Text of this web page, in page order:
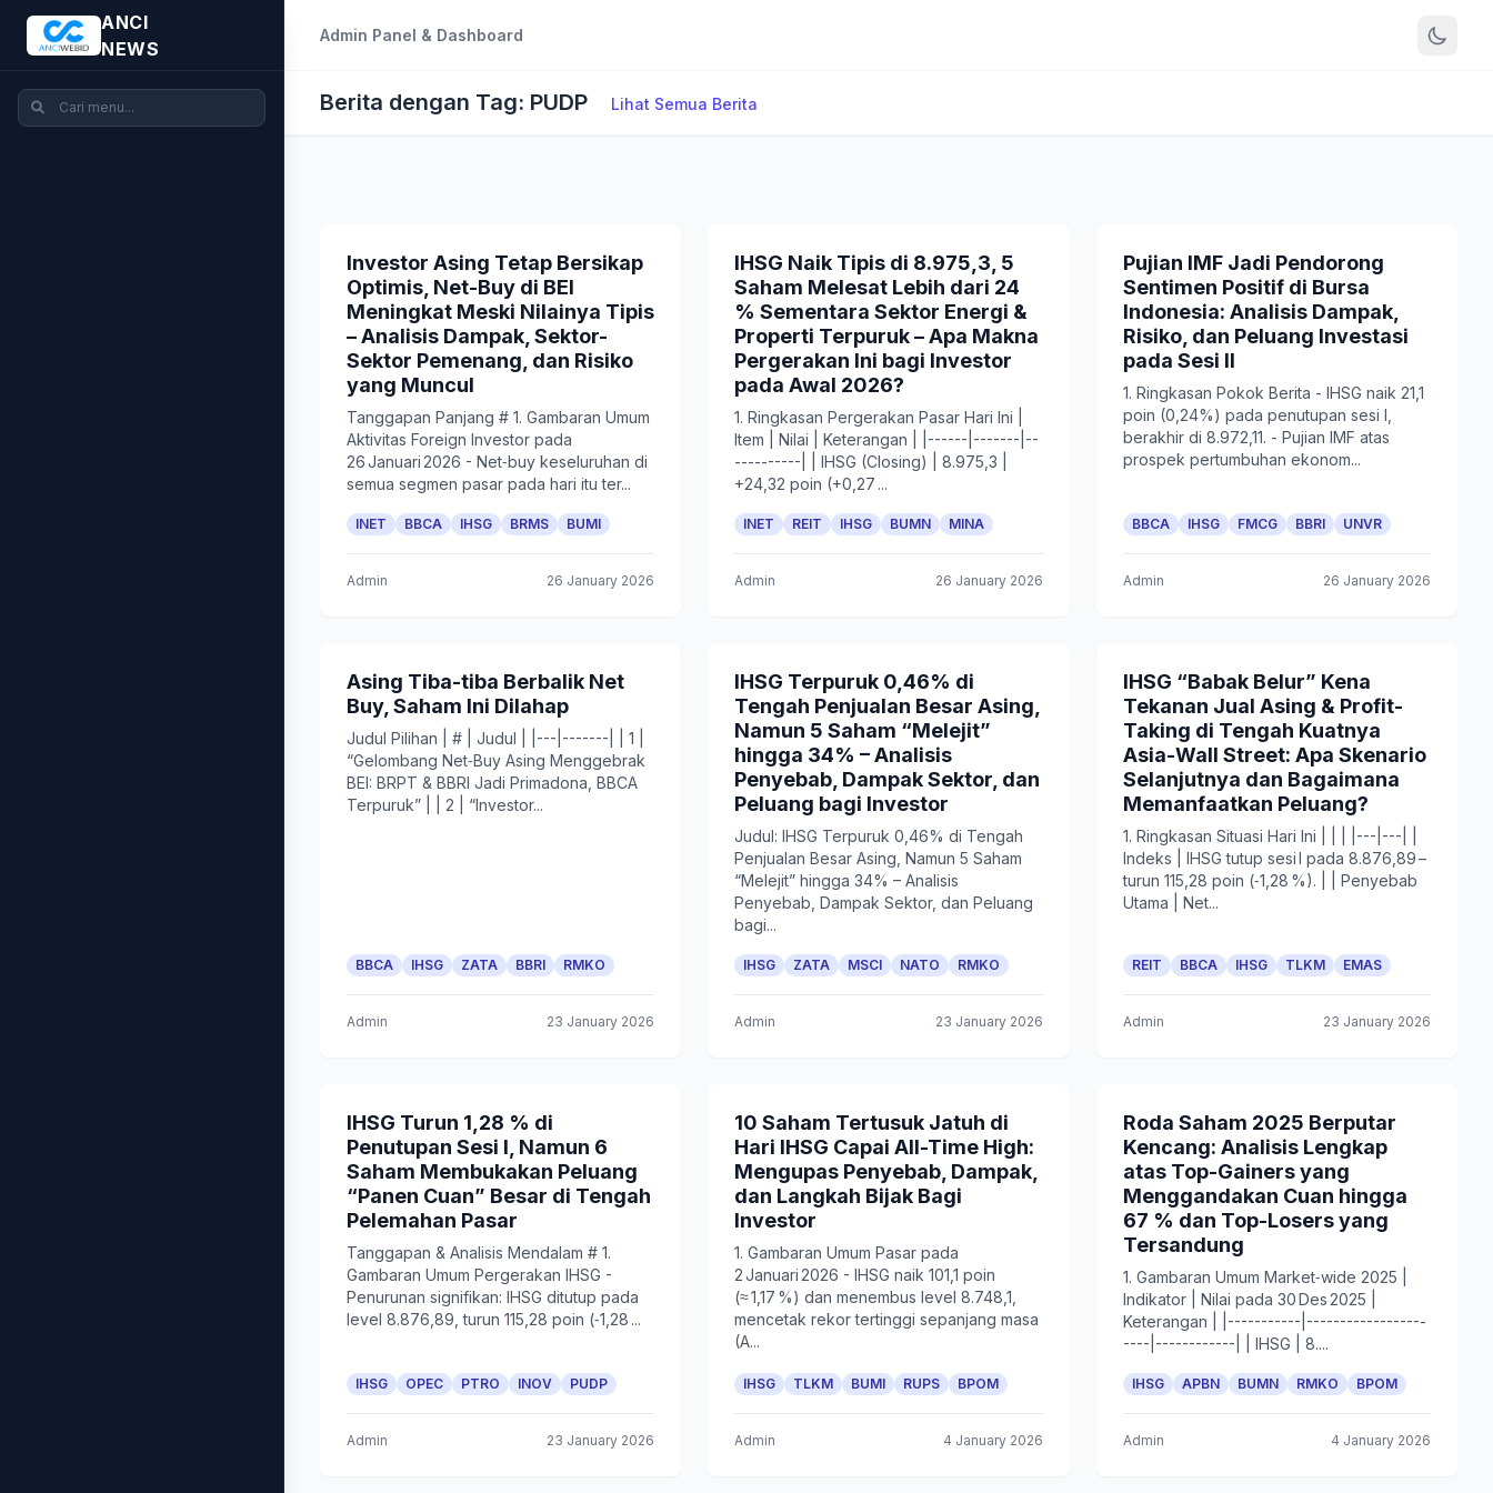
ANCI
NEWS
Admin Panel & Dashboard
Berita dengan Tag: PUDP Lihat Semua Berita
Investor Asing Tetap Bersikap
Optimis, Net-Buy di BEI
Meningkat Meski Nilainya Tipis
– Analisis Dampak, Sektor-
Sektor Pemenang, dan Risiko
yang Muncul
Tanggapan Panjang # 1. Gambaran Umum
Aktivitas Foreign Investor pada
26 Januari 2026 - Net‑buy keseluruhan di
semua segmen pasar pada hari itu ter...
INET BBCA IHSG BRMS BUMI
Admin 26 January 2026
IHSG Naik Tipis di 8.975,3, 5
Saham Melesat Lebih dari 24
% Sementara Sektor Energi &
Properti Terpuruk – Apa Makna
Pergerakan Ini bagi Investor
pada Awal 2026?
1. Ringkasan Pergerakan Pasar Hari Ini |
Item | Nilai | Keterangan | |------|-------|--
----------| | IHSG (Closing) | 8.975,3 |
+24,32 poin (+0,27 ...
INET REIT IHSG BUMN MINA
Admin 26 January 2026
Pujian IMF Jadi Pendorong
Sentimen Positif di Bursa
Indonesia: Analisis Dampak,
Risiko, dan Peluang Investasi
pada Sesi II
1. Ringkasan Pokok Berita - IHSG naik 21,1
poin (0,24%) pada penutupan sesi I,
berakhir di 8.972,11. - Pujian IMF atas
prospek pertumbuhan ekonom...
BBCA IHSG FMCG BBRI UNVR
Admin 26 January 2026
Asing Tiba-tiba Berbalik Net
Buy, Saham Ini Dilahap
Judul Pilihan | # | Judul | |---|-------| | 1 |
“Gelombang Net‑Buy Asing Menggebrak
BEI: BRPT & BBRI Jadi Primadona, BBCA
Terpuruk” | | 2 | “Investor...
BBCA IHSG ZATA BBRI RMKO
Admin 23 January 2026
IHSG Terpuruk 0,46% di
Tengah Penjualan Besar Asing,
Namun 5 Saham “Melejit”
hingga 34% – Analisis
Penyebab, Dampak Sektor, dan
Peluang bagi Investor
Judul: IHSG Terpuruk 0,46% di Tengah
Penjualan Besar Asing, Namun 5 Saham
“Melejit” hingga 34% – Analisis
Penyebab, Dampak Sektor, dan Peluang
bagi...
IHSG ZATA MSCI NATO RMKO
Admin 23 January 2026
IHSG “Babak Belur” Kena
Tekanan Jual Asing & Profit-
Taking di Tengah Kuatnya
Asia-Wall Street: Apa Skenario
Selanjutnya dan Bagaimana
Memanfaatkan Peluang?
1. Ringkasan Situasi Hari Ini | | | |---|---| |
Indeks | IHSG tutup sesi I pada 8.876,89 –
turun 115,28 poin (‑1,28 %). | | Penyebab
Utama | Net...
REIT BBCA IHSG TLKM EMAS
Admin 23 January 2026
IHSG Turun 1,28 % di
Penutupan Sesi I, Namun 6
Saham Membukakan Peluang
“Panen Cuan” Besar di Tengah
Pelemahan Pasar
Tanggapan & Analisis Mendalam # 1.
Gambaran Umum Pergerakan IHSG -
Penurunan signifikan: IHSG ditutup pada
level 8.876,89, turun 115,28 poin (‑1,28 ...
IHSG OPEC PTRO INOV PUDP
Admin 23 January 2026
10 Saham Tertusuk Jatuh di
Hari IHSG Capai All-Time High:
Mengupas Penyebab, Dampak,
dan Langkah Bijak Bagi
Investor
1. Gambaran Umum Pasar pada
2 Januari 2026 - IHSG naik 101,1 poin
(≈ 1,17 %) dan menembus level 8.748,1,
mencetak rekor tertinggi sepanjang masa
(A...
IHSG TLKM BUMI RUPS BPOM
Admin 4 January 2026
Roda Saham 2025 Berputar
Kencang: Analisis Lengkap
atas Top-Gainers yang
Menggandakan Cuan hingga
67 % dan Top-Losers yang
Tersandung
1. Gambaran Umum Market‑wide 2025 |
Indikator | Nilai pada 30 Des 2025 |
Keterangan | |-----------|------------------
----|------------| | IHSG | 8....
IHSG APBN BUMN RMKO BPOM
Admin 4 January 2026